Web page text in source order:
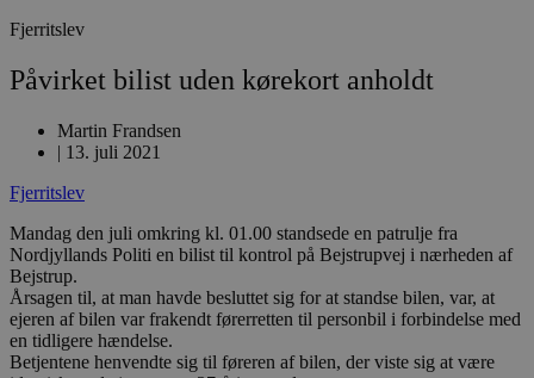
Fjerritslev
Påvirket bilist uden kørekort anholdt
Martin Frandsen
| 13. juli 2021
Fjerritslev
Mandag den juli omkring kl. 01.00 standsede en patrulje fra
Nordjyllands Politi en bilist til kontrol på Bejstrupvej i nærheden af
Bejstrup.
Årsagen til, at man havde besluttet sig for at standse bilen, var, at
ejeren af bilen var frakendt førerretten til personbil i forbindelse med
en tidligere hændelse.
Betjentene henvendte sig til føreren af bilen, der viste sig at være